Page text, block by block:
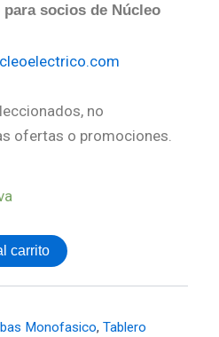
para socios de Núcleo
no
ofertas o promociones.
carrito
Monofasico, Tablero